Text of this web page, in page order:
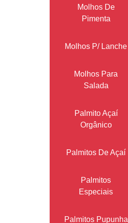
Molhos De
Pimenta
Molhos P/ Lanche
Molhos Para
Salada
Palmito Açaí
Orgânico
Palmitos De Açaí
Palmitos
Especiais
Palmitos Pupunha